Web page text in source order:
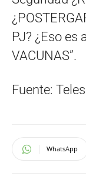
PJ? ¿Eso es
VACUNAS”.
Fuente:
WhatsApp